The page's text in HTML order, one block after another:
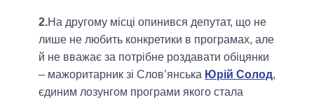
2.На другому місці опинився депутат, що не
лише не любить конкретики в програмах, але
й не вважає за потрібне роздавати обіцянки
– мажоритарник зі Слов’янська Юрій Солод,
єдиним лозунгом програми якого стала